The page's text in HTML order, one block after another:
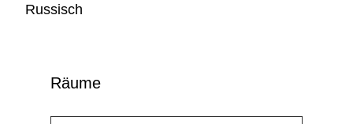
Russisch
Räume